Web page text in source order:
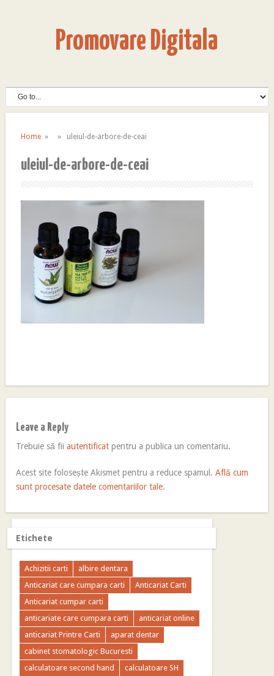
Promovare Digitala
Home» » uleiul-de-arbore-de-ceai
uleiul-de-arbore-de-ceai
Leave a Reply
Trebuie să fiiautentificat pentru a publica un comentariu.
Acest site folosește Akismet pentru a reduce spamul.Află cum
sunt procesate datele comentariilor tale.
Etichete
Achizitii carti
albire dentara
Anticariat care cumpara carti
Anticariat Carti
Anticariat cumpar carti
anticariate care cumpara carti
anticariat online
anticariat Printre Carti
aparat dentar
cabinet stomatologic Bucuresti
calculatoare second hand
calculatoare SH